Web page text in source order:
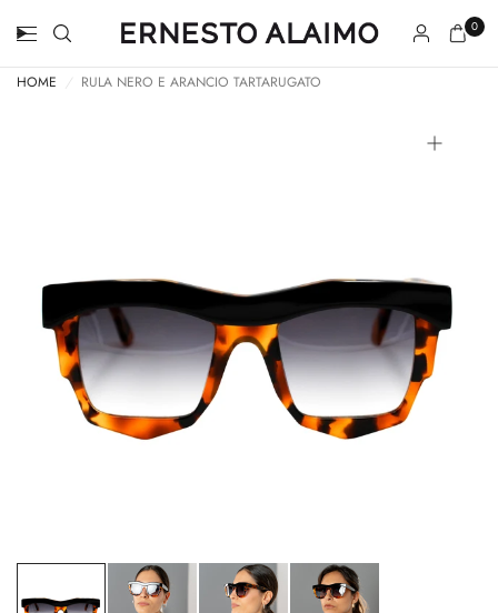
0
HOME RULA NERO E ARANCIO TARTARUGATO